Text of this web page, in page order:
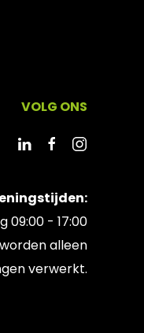
VOLG ONS
09:00 - 17:00
alleen
verwerkt.